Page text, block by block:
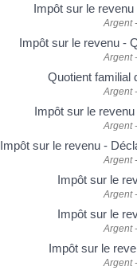
Impôt sur le
Argent
Impôt sur le revenu -
Argent
Quotient familial
Argent
Impôt sur le
Argent
Impôt sur le revenu -
Argent
Impôt sur le
Argent
Impôt sur le
Argent
Impôt sur le
Argent